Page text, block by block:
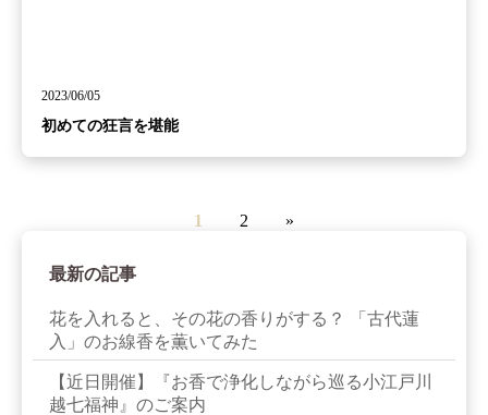
2023/06/05
初めての狂言を堪能
1 2 »
最新の記事
花を入れると、その花の香りがする？ 「古代蓮
入」のお線香を薫いてみた
【近日開催】『お香で浄化しながら巡る小江戸川
越七福神』のご案内